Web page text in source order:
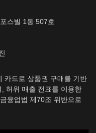
스빌 1동 507호
드로 상품권 구매를 기반
허위 매출 전표를 이용한
융업법 제70조 위반으로